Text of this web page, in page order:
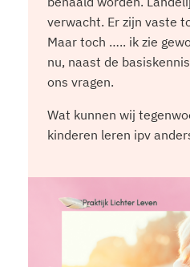
verwacht. Er zijn vaste
Maar toch ….. ik zie
nu, naast de
ons vragen.
Wat kunnen wij
kinderen leren ipv